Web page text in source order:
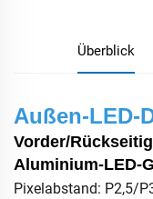
Überblick
Außen-LED-
Vorder/
Aluminium-LED-
Pixelabstand: P2,5/